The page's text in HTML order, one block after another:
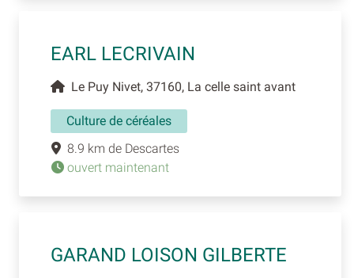
EARL LECRIVAIN
Le Puy Nivet, 37160, La celle saint avant
Culture de céréales
8.9 km de Descartes
ouvert maintenant
GARAND LOISON GILBERTE